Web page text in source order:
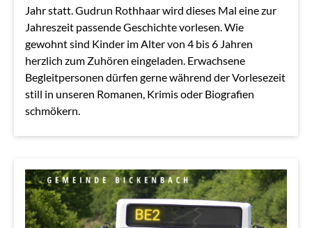
Jahr statt. Gudrun Rothhaar wird dieses Mal eine zur
Jahreszeit passende Geschichte vorlesen. Wie
gewohnt sind Kinder im Alter von 4 bis 6 Jahren
herzlich zum Zuhören eingeladen. Erwachsene
Begleitpersonen dürfen gerne während der Vorlesezeit
still in unseren Romanen, Krimis oder Biografien
schmökern.